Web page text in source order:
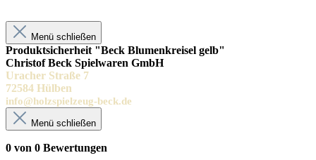
Menü schließen
Produktsicherheit "Beck Blumenkreisel gelb"
Christof Beck Spielwaren GmbH
Uracher Straße 7
72584 Hülben
info@holzspielzeug-beck.de
Menü schließen
0 von 0 Bewertungen